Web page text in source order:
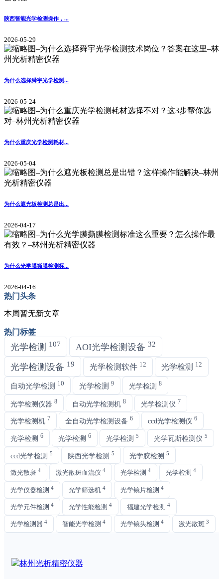
陕西智能光学检测操作，...
2026-05-29
为什么选择舜宇光学检测...
2026-05-24
为什么重庆光学检测耗材...
2026-05-04
为什么遮光板检测总是出...
2026-04-17
为什么光学膜撕膜检测标...
2026-04-16
热门头条
本周暂无新文章
热门标签
光学检测 107 AOI光学检测设备 32
光学检测设备 19 光学检测软件 12 光学检测 12
自动光学检测 10 光学检测 9 光学检测 8
光学检测仪器 8 自动光学检测机 8 光学检测仪 7
光学检测机 7 全自动光学检测设备 6 ccd光学检测仪 6
光学检测 6 光学检测 6 光学检测 5 光学瓦斯检测仪 5
ccd光学检测 5 陕西光学检测 5 光学胶检测 5
激光散斑 4 激光散斑血流仪 4 光学检测 4 光学检测 4
光学仪器检测 4 光学筛选机 4 光学镜片检测 4
光学元件检测 4 光学性能检测 4 福建光学检测 4
光学检测器 4 智能光学检测 4 光学镜头检测 4 激光散斑 3